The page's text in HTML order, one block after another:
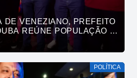
DE VENEZIANO, PREFEITO
REÚNE POPULAÇÃO E
CÍCERO LUCENA
POLÍTICA